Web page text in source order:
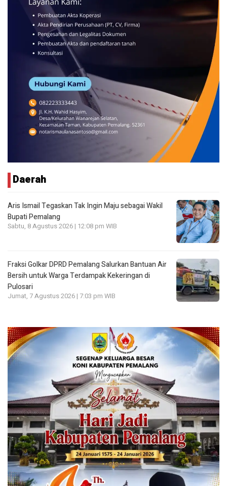
Daerah
Aris Ismail Tegaskan Tak Ingin Maju sebagai Wakil
Bupati Pemalang
Sabtu, 8 Agustus 2026 | 12:08 pm WIB
Fraksi Golkar DPRD Pemalang Salurkan Bantuan Air
Bersih untuk Warga Terdampak Kekeringan di
Pulosari
Jumat, 7 Agustus 2026 | 7:03 pm WIB